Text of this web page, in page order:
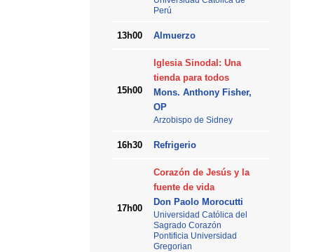
Perú
13h00 Almuerzo
15h00
Iglesia Sinodal: Una
tienda para todos
Mons. Anthony Fisher,
OP
Arzobispo de Sidney
16h30 Refrigerio
17h00
Corazón de Jesús y la
fuente de vida
Don Paolo Morocutti
Universidad Católica del
Sagrado Corazón
Pontificia Universidad
Gregorian